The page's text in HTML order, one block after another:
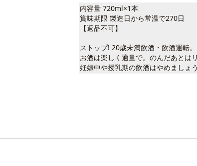
内容量 720ml×1本
賞味期限 製造日から常温で270日
【返品不可】
ストップ! 20歳未満飲酒・飲酒運転。
お酒は楽しく適量で。のんだあとは
妊娠中や授乳期の飲酒はやめましょう